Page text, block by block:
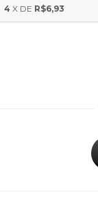
4 X DE R$6,93